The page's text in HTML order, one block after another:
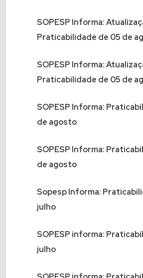
SOPESP Informa:
Praticabilidade de 05 de
SOPESP Informa:
Praticabilidade de 05 de
SOPESP Informa:
de agosto
SOPESP Informa:
de agosto
Sopesp Informa:
julho
SOPESP informa:
julho